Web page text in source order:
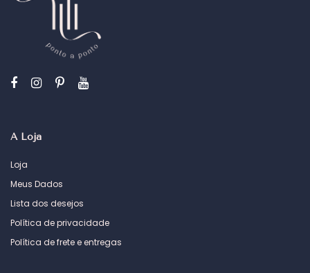
A Loja
Loja
Meus Dados
Lista dos desejos
Política de privacidade
Política de frete e entregas